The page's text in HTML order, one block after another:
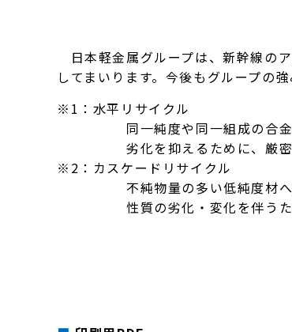
日本軽金属グループは、新幹線の
してまいります。今後もグループの
※1：水平リサイクル
同一純度や同一組成の合金に還
劣化を抑えるために、厳密な
※2：カスケードリサイクル
不純物量の多い低純度材へダ
性質の劣化・変化を伴うため元